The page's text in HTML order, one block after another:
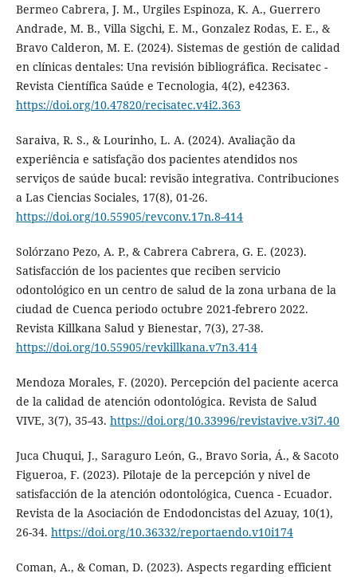
Bermeo Cabrera, J. M., Urgiles Espinoza, K. A., Guerrero
Andrade, M. B., Villa Sigchi, E. M., Gonzalez Rodas, E. E., &
Bravo Calderon, M. E. (2024). Sistemas de gestión de calidad
en clínicas dentales: Una revisión bibliográfica. Recisatec -
Revista Científica Saúde e Tecnologia, 4(2), e42363.
https://doi.org/10.47820/recisatec.v4i2.363
Saraiva, R. S., & Lourinho, L. A. (2024). Avaliação da
experiência e satisfação dos pacientes atendidos nos
serviços de saúde bucal: revisão integrativa. Contribuciones
a Las Ciencias Sociales, 17(8), 01-26.
https://doi.org/10.55905/revconv.17n.8-414
Solórzano Pezo, A. P., & Cabrera Cabrera, G. E. (2023).
Satisfacción de los pacientes que reciben servicio
odontológico en un centro de salud de la zona urbana de la
ciudad de Cuenca periodo octubre 2021-febrero 2022.
Revista Killkana Salud y Bienestar, 7(3), 27-38.
https://doi.org/10.55905/revkillkana.v7n3.414
Mendoza Morales, F. (2020). Percepción del paciente acerca
de la calidad de atención odontológica. Revista de Salud
VIVE, 3(7), 35-43. https://doi.org/10.33996/revistavive.v3i7.40
Juca Chuqui, J., Saraguro León, G., Bravo Soria, Á., & Sacoto
Figueroa, F. (2023). Pilotaje de la percepción y nivel de
satisfacción de la atención odontológica, Cuenca - Ecuador.
Revista de la Asociación de Endodoncistas del Azuay, 10(1),
26-34. https://doi.org/10.36332/reportaendo.v10i174
Coman, A., & Coman, D. (2023). Aspects regarding efficient